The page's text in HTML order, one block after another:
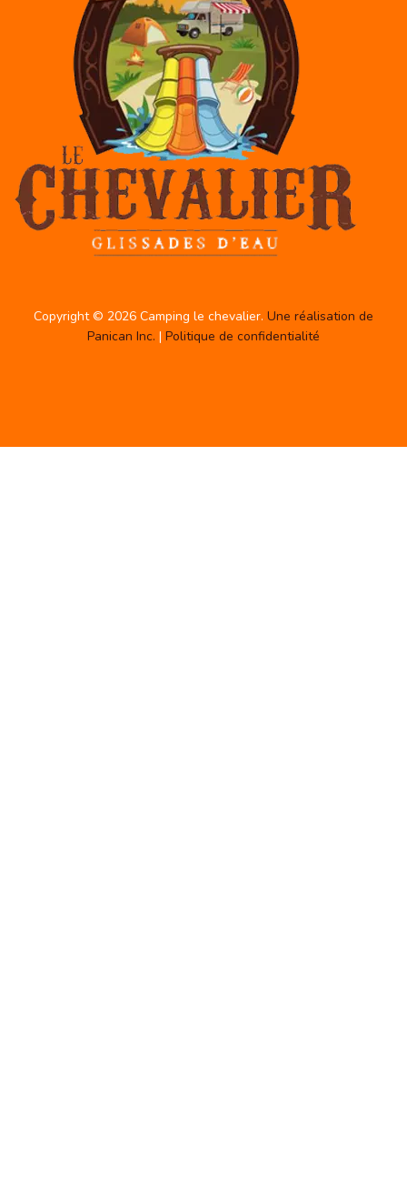
Copyright © 2026 Camping le chevalier. Une réalisation de
Panican Inc. | Politique de confidentialité